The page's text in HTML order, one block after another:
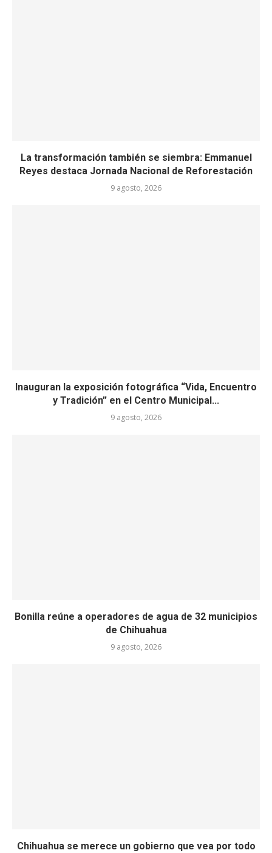
La transformación también se siembra: Emmanuel
Reyes destaca Jornada Nacional de Reforestación
9 agosto, 2026
Inauguran la exposición fotográfica “Vida, Encuentro
y Tradición” en el Centro Municipal...
9 agosto, 2026
Bonilla reúne a operadores de agua de 32 municipios
de Chihuahua
9 agosto, 2026
Chihuahua se merece un gobierno que vea por todo